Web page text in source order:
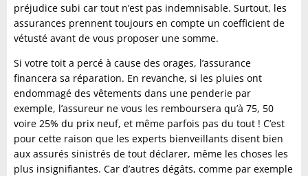
préjudice subi car tout n’est pas indemnisable. Surtout, les
assurances prennent toujours en compte un coefficient de
vétusté avant de vous proposer une somme.
Si votre toit a percé à cause des orages, l’assurance
financera sa réparation. En revanche, si les pluies ont
endommagé des vêtements dans une penderie par
exemple, l’assureur ne vous les remboursera qu’à 75, 50
voire 25% du prix neuf, et même parfois pas du tout ! C’est
pour cette raison que les experts bienveillants disent bien
aux assurés sinistrés de tout déclarer, même les choses les
plus insignifiantes. Car d’autres dégâts, comme par exemple